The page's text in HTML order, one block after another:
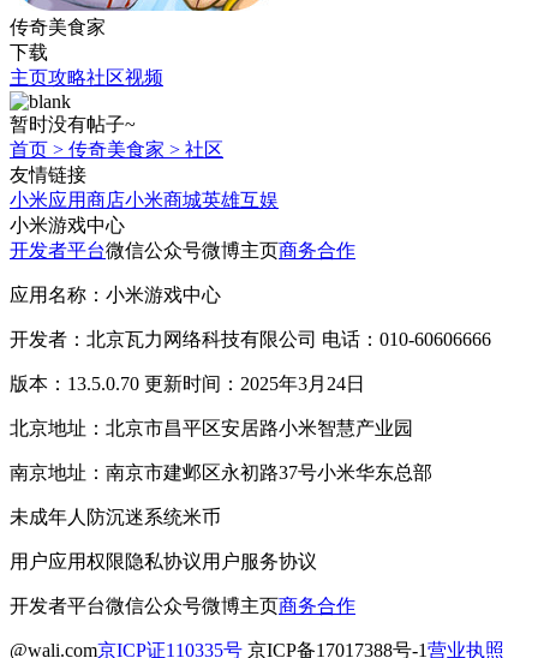
传奇美食家
下载
主页攻略社区视频
暂时没有帖子~
首页 > 传奇美食家 > 社区
友情链接
小米应用商店小米商城英雄互娱
小米游戏中心
开发者平台微信公众号微博主页商务合作
应用名称：小米游戏中心
开发者：北京瓦力网络科技有限公司 电话：010-60606666
版本：13.5.0.70 更新时间：2025年3月24日
北京地址：北京市昌平区安居路小米智慧产业园
南京地址：南京市建邺区永初路37号小米华东总部
未成年人防沉迷系统米币
用户应用权限隐私协议用户服务协议
开发者平台微信公众号微博主页商务合作
@wali.com京ICP证110335号 京ICP备17017388号-1营业执照